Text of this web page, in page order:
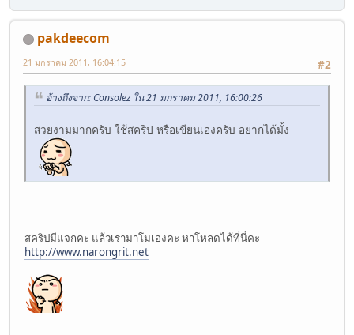
pakdeecom
#2
21 มกราคม 2011, 16:04:15
อ้างถึงจาก: Consolez ใน 21 มกราคม 2011, 16:00:26
สวยงามมากครับ ใช้สคริป หรือเขียนเองครับ อยากได้มั้ง
สคริปมีแจกคะ แล้วเรามาโมเองคะ หาโหลดได้ที่นี่คะ
http://www.narongrit.net